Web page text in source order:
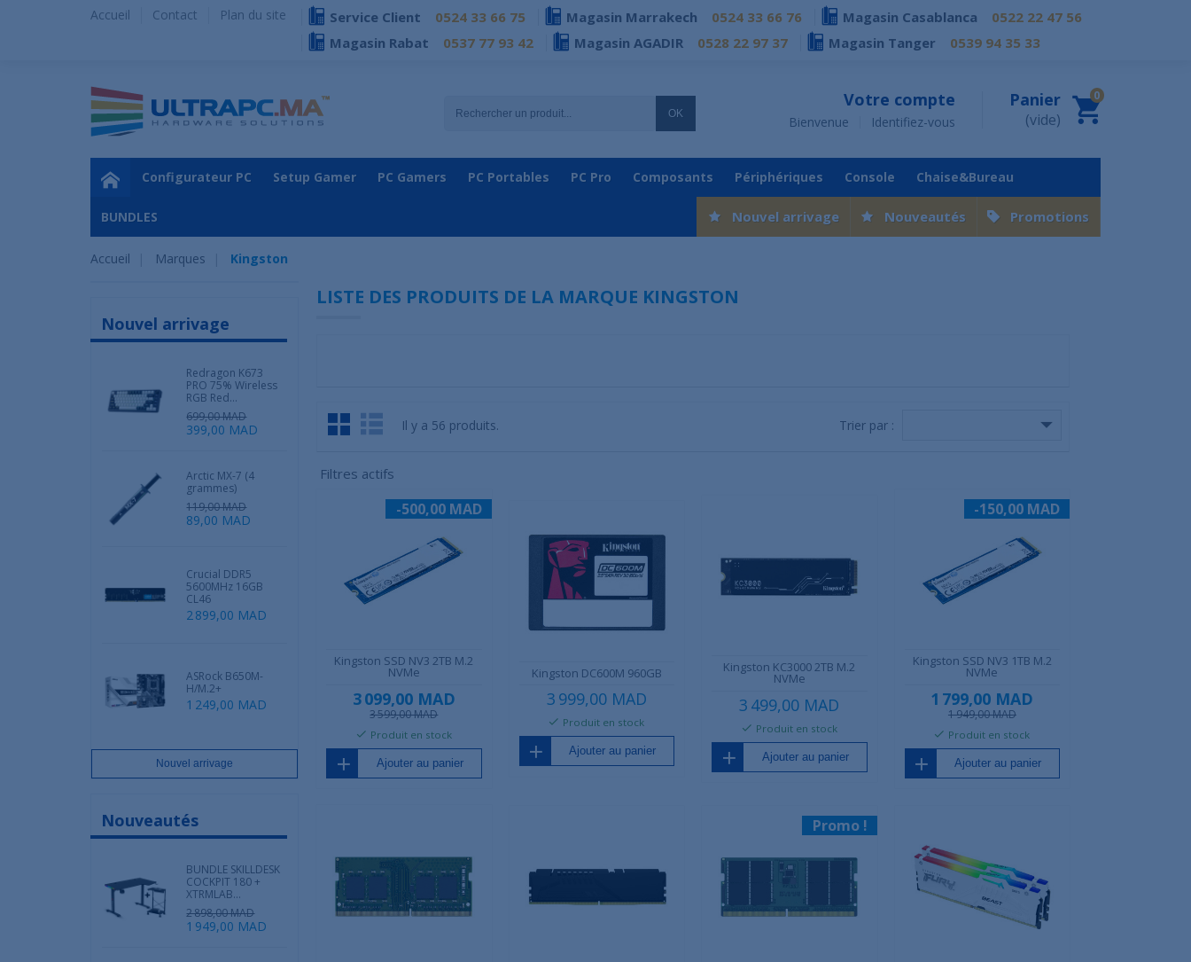
Accueil Contact Plan du site Service Client 0524 33 66 75 Magasin Marrakech 0524 33 66 76 Magasin Casablanca
0522 22 47 56
Magasin Rabat
0537 77 93 42 Magasin AGADIR 0528 22 97 37 Magasin Tanger 0539 94 35 33
OK
Panier
(vide)
0
Votre compte
Bienvenue Identifiez-vous
Promotions
Nouveautés
Nouvel arrivage
Configurateur PC Setup Gamer PC Gamers PC Portables PC Pro Composants Périphériques Console Chaise&Bureau
BUNDLES
Accueil Marques Kingston
Nouvel arrivage
Redragon K673
PRO 75% Wireless
RGB Red...
699,00 MAD
399,00 MAD
Arctic MX-7 (4
grammes)
119,00 MAD
89,00 MAD
Crucial DDR5
5600MHz 16GB
CL46
2 899,00 MAD
ASRock B650M-
H/M.2+
1 249,00 MAD
Nouvel arrivage
Nouveautés
BUNDLE SKILLDESK
COCKPIT 180 +
XTRMLAB...
2 898,00 MAD
1 949,00 MAD
LISTE DES PRODUITS DE LA MARQUE KINGSTON
Il y a 56 produits. Trier par :
Filtres actifs
-500,00 MAD
Kingston SSD NV3 2TB M.2
NVMe
3 099,00 MAD
3 599,00 MAD
Produit en stock
Ajouter au panier
Kingston DC600M 960GB
3 999,00 MAD
Produit en stock
Ajouter au panier
Kingston KC3000 2TB M.2
NVMe
3 499,00 MAD
Produit en stock
Ajouter au panier
-150,00 MAD
Kingston SSD NV3 1TB M.2
NVMe
1 799,00 MAD
1 949,00 MAD
Produit en stock
Ajouter au panier
Promo !